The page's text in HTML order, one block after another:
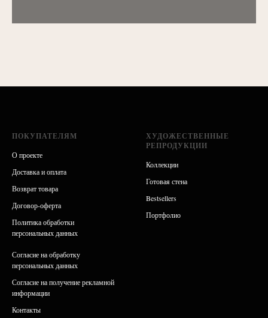
ПОКУПАТЕЛЯМ
О проекте
Доставка и оплата
Возврат товара
Договор-оферта
Политика обработки
персональных данных
Согласие на обработку
персональных данных
Согласие на получение рекламной
информации
Контакты
ХУДОЖЕСТВЕННЫЕ
РЕПРОДУКЦИИ
Коллекции
Готовая стена
Bestsellers
Портфолио